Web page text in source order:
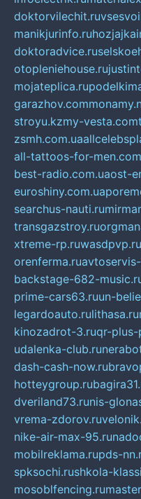
doktorvilechit.ru
manikjurinfo.ru
doktoradvice.ru
otopleniehouse.ru
mojateplica.ru
garazhov.com
stroyu.kzmy-vesta.com
zsmh.com.ua
all-tattoos-for-men.com
best-radio.com.uaost-
euroshiny.com.ua
searchus-nauti.ru
transgazstroy.ru
xtreme-rp.ruwasdpvp.ru
orenferma.ru
backstage-682-
prime-cars63.ruun-
legardoauto.rulithasa.ru
kinozadrot-3.ruqr-plus-
udalenka-club.ru
dash-cash-now.ru
hotteygroup.ru
dveriland73.runis-
vrema-zdorov.ru
nike-air-max-95.ru
mobilreklama.rupds-
spksochi.rushkola-
mosoblfencing.ru